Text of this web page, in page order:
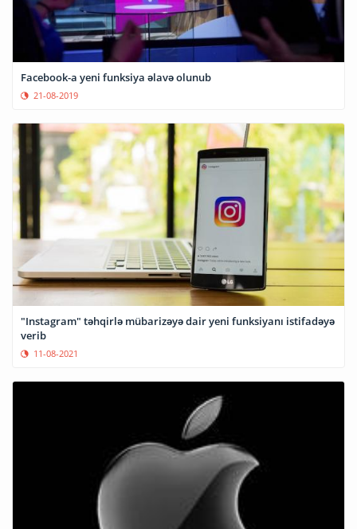
Facebook-a yeni funksiya əlavə olunub
21-08-2019
"Instagram" təhqirlə mübarizəyə dair yeni funksiyanı istifadəyə
verib
11-08-2021